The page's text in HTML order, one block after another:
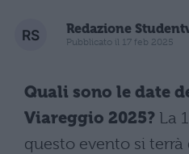
Redazione
Pubblicato il 17 feb 2025
Quali sono le date
Viareggio 2025? La
questo evento si terrà